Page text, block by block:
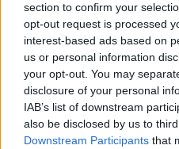
section to confirm your
opt-out request is processed
interest-based ads based on
us or personal information
your opt-out. You may
disclosure of your personal
IAB’s list of downstream
also be disclosed by us to
Downstream Participants that
Ha valami
Csillagok
Néha csak egy kis laza
szükségünk, míg máskor